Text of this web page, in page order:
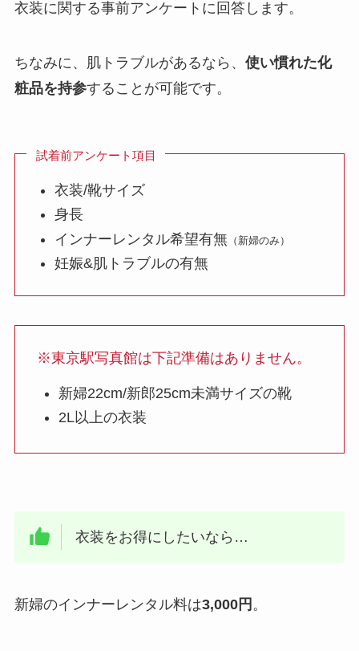
衣装に関する事前アンケートに回答します。
ちなみに、肌トラブルがあるなら、 使い慣れた化
粧品を持参することが可能です。
試着前アンケート項目
衣装/靴サイズ
身長
インナーレンタル希望有無 （新婦のみ）
妊娠&肌トラブルの有無
※東京駅写真館は下記準備はありません。
新婦22cm/新郎25cm未満サイズの靴
2L以上の衣装
衣装をお得にしたいなら…
新婦のインナーレンタル料は3,000円 。